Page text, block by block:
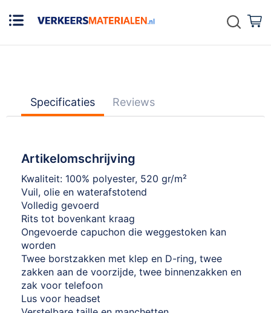
Zoek
Specificaties Reviews
Artikelomschrijving
Kwaliteit: 100% polyester, 520 gr/m²
Vuil, olie en waterafstotend
Volledig gevoerd
Rits tot bovenkant kraag
Ongevoerde capuchon die weggestoken kan
worden
Twee borstzakken met klep en D-ring, twee
zakken aan de voorzijde, twee binnenzakken en
zak voor telefoon
Lus voor headset